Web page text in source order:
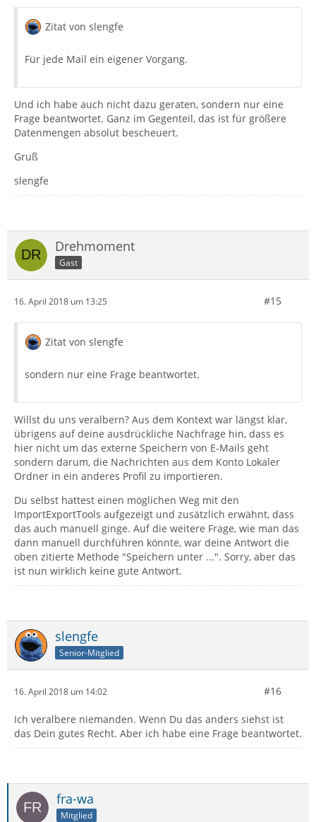
Zitat von slengfe
Für jede Mail ein eigener Vorgang.
Und ich habe auch nicht dazu geraten, sondern nur eine
Frage beantwortet. Ganz im Gegenteil, das ist für größere
Datenmengen absolut bescheuert.
Gruß
slengfe
Drehmoment
Gast
16. April 2018 um 13:25 #15
Zitat von slengfe
sondern nur eine Frage beantwortet.
Willst du uns veralbern? Aus dem Kontext war längst klar,
übrigens auf deine ausdrückliche Nachfrage hin, dass es
hier nicht um das externe Speichern von E-Mails geht
sondern darum, die Nachrichten aus dem Konto Lokaler
Ordner in ein anderes Profil zu importieren.
Du selbst hattest einen möglichen Weg mit den
ImportExportTools aufgezeigt und zusätzlich erwähnt, dass
das auch manuell ginge. Auf die weitere Frage, wie man das
dann manuell durchführen könnte, war deine Antwort die
oben zitierte Methode "Speichern unter ...". Sorry, aber das
ist nun wirklich keine gute Antwort.
slengfe
Senior-Mitglied
16. April 2018 um 14:02 #16
Ich veralbere niemanden. Wenn Du das anders siehst ist
das Dein gutes Recht. Aber ich habe eine Frage beantwortet.
fra-wa
Mitglied